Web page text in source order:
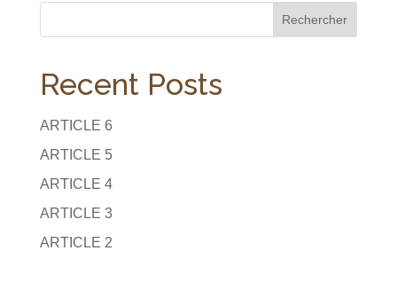
Rechercher
Recent Posts
ARTICLE 6
ARTICLE 5
ARTICLE 4
ARTICLE 3
ARTICLE 2